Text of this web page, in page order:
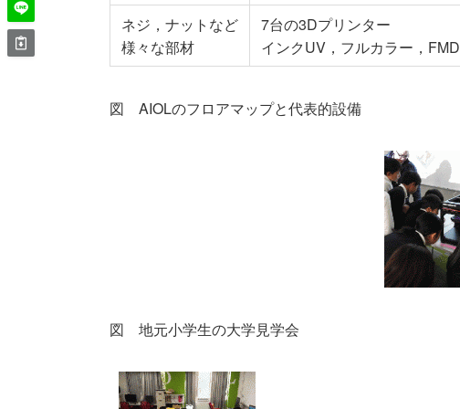
ネジ，ナットなど
様々な部材
7台の3Dプリンター
インクUV，フルカラー，FMD
図 AIOLのフロアマップと代表的設備
図 地元小学生の大学見学会